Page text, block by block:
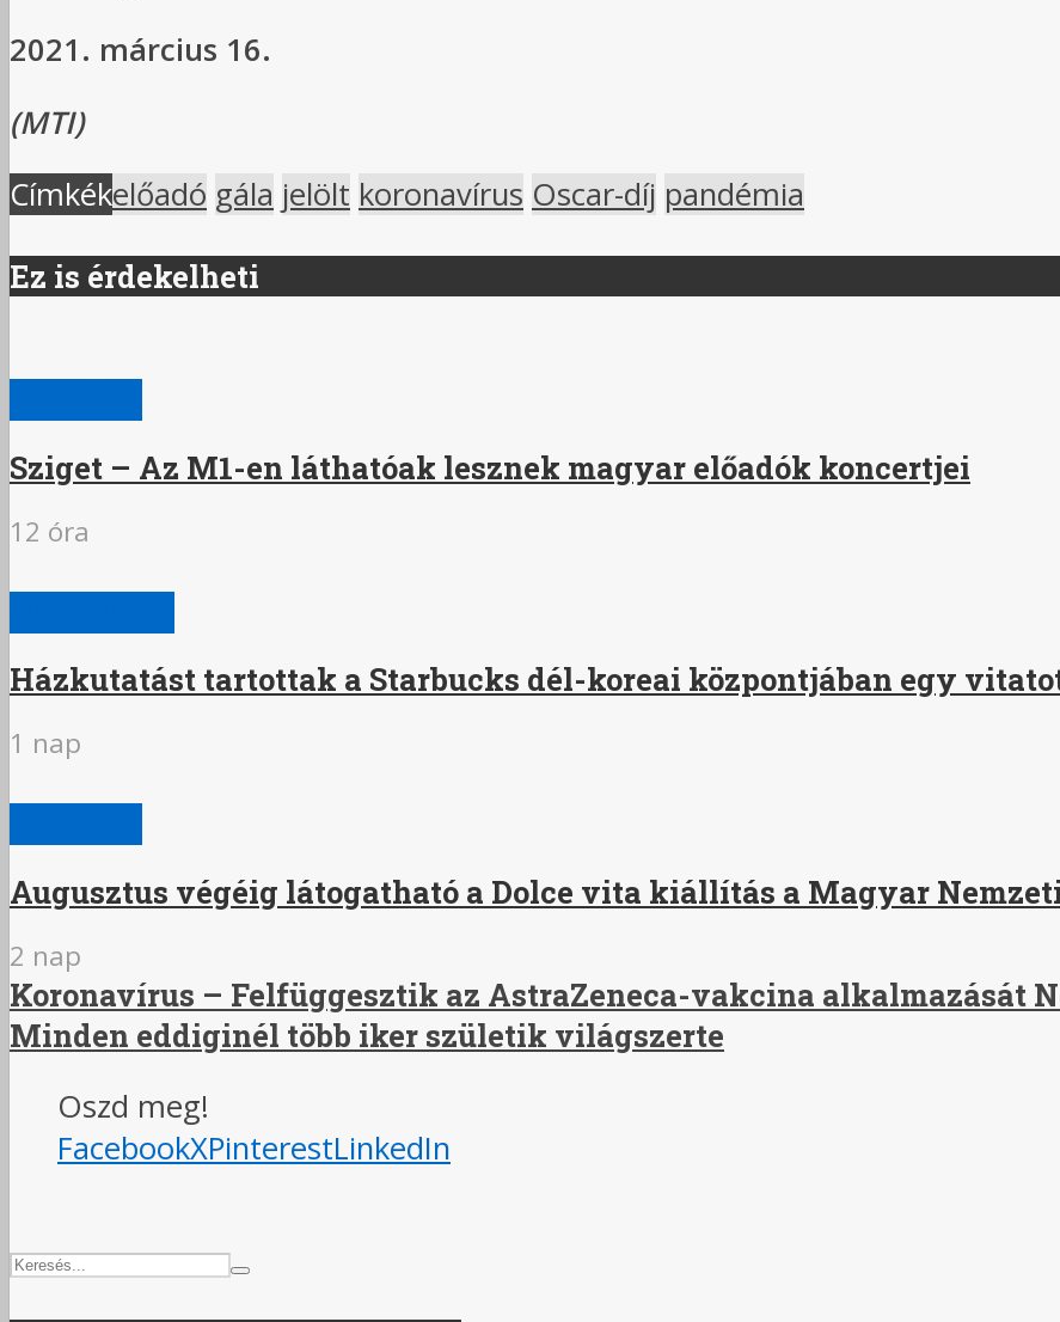
2021. március 16.
(MTI)
Címkékelőadó gála jelölt koronavírus Oscar-díj pandémia
Ez is érdekelheti
Sziget – Az M1-en láthatóak lesznek magyar előadók koncertjei
12 óra
Házkutatást tartottak a Starbucks dél-koreai központjában egy
1 nap
Augusztus végéig látogatható a Dolce vita kiállítás a Magyar
2 nap
Koronavírus – Felfüggesztik az AstraZeneca-vakcina alkalmazását
Minden eddiginél több iker születik világszerte
Oszd meg!
FacebookXPinterestLinkedIn